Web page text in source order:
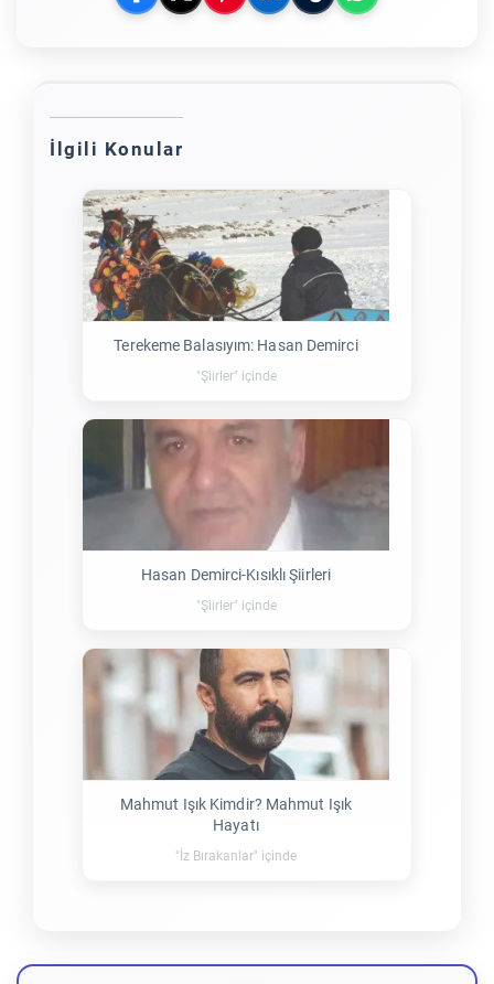
İlgili Konular
Terekeme Balasıyım: Hasan Demirci
"Şiirler" içinde
Hasan Demirci-Kısıklı Şiirleri
"Şiirler" içinde
Mahmut Işık Kimdir? Mahmut Işık
Hayatı
"İz Bırakanlar" içinde